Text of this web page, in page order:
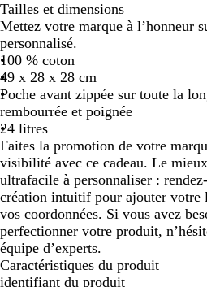
i
r
v
i
n
t
a
g
e
r
t
m
i
l
i
t
a
i
r
e
v
i
n
t
a
g
Tailles et dimensions
Mettez votre marque à l’honneur
personnalisé.
100 % coton
49 x 28 x 28 cm
Poche avant zippée sur toute la
rembourrée et poignée
24 litres
Faites la promotion de votre
visibilité avec ce cadeau. Le
ultrafacile à personnaliser :
création intuitif pour ajouter votre
vos coordonnées. Si vous avez
perfectionner votre produit,
équipe d’experts.
Caractéristiques du produit
identifiant du produit